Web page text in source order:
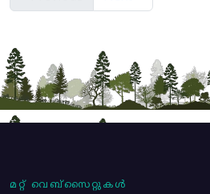
മറ്റ് വെബ്സൈറ്റുകൾ